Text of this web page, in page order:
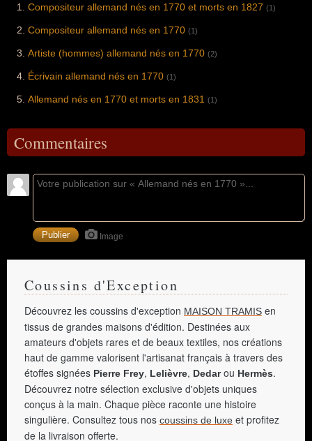
Compositeur allemand nés en 1770 et morts en 1827 (1)
Compositeur allemand nés en 1770 (1)
Artiste (hommes) allemand nés en 1770 (2)
Écrivain allemand nés en 1770 (1)
Allemand nés en 1770 et morts en 1831 (1)
Commentaires
Image
Coussins d'Exception
Découvrez les coussins d'exception MAISON TRAMIS en
tissus de grandes maisons d'édition. Destinées aux
amateurs d'objets rares et de beaux textiles, nos créations
haut de gamme valorisent l'artisanat français à travers des
étoffes signées Pierre Frey, Lelièvre, Dedarou Hermès.
Découvrez notre sélection exclusive d'objets uniques
conçus à la main. Chaque pièce raconte une histoire
singulière. Consultez tous nos coussins de luxe et profitez
de la livraison offerte.